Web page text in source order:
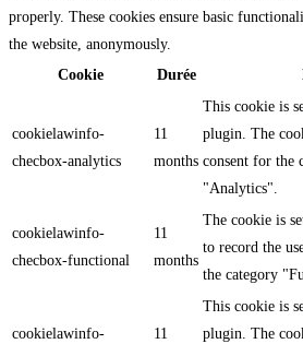
properly. These cookies ensure basic
the website, anonymously.
Cookie
Durée
cookielawinfo-
checbox-analytics
11
months
This cookie is
plugin. The
consent for the
"Analytics".
cookielawinfo-
checbox-functional
11
months
The cookie is
to record the
the category
cookielawinfo-
11
This cookie is
plugin. The